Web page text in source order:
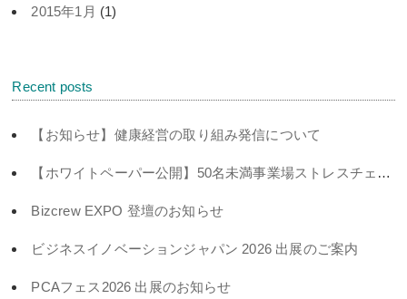
2015年1月 (1)
Recent posts
【お知らせ】健康経営の取り組み発信について
【ホワイトペーパー公開】50名未満事業場ストレスチェック義務化対策
Bizcrew EXPO 登壇のお知らせ
ビジネスイノベーションジャパン 2026 出展のご案内
PCAフェス2026 出展のお知らせ